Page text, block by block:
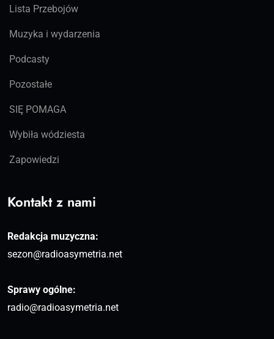
Lista Przebojów
Muzyka i wydarzenia
Podcasty
Pozostałe
SIĘ POMAGA
Wybiła wódziesta
Zapowiedzi
Kontakt z nami
Redakcja muzyczna:
sezon@radioasymetria.net
Sprawy ogólne:
radio@radioasymetria.net